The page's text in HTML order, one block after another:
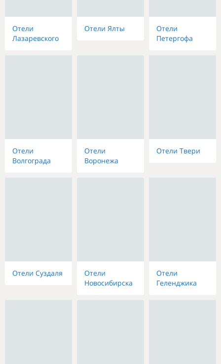
Отели
Лазаревского
Отели Ялты
Отели
Петергофа
Отели
Волгограда
Отели
Воронежа
Отели Твери
Отели Суздаля
Отели
Новосибирска
Отели
Геленджика